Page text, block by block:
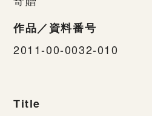
作品／資料番号
2011-00-0032-010
Title